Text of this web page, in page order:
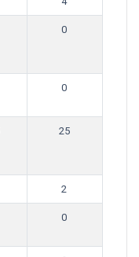
0
0
25
2
0